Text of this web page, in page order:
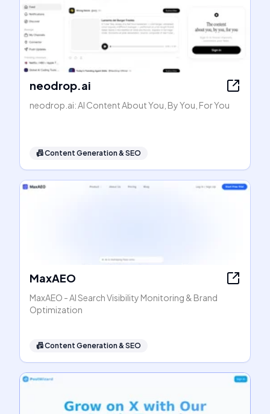
neodrop.ai
neodrop.ai: AI Content About You, By You, For You
📠Content Generation & SEO
MaxAEO
MaxAEO - AI Search Visibility Monitoring & Brand
Optimization
📠Content Generation & SEO